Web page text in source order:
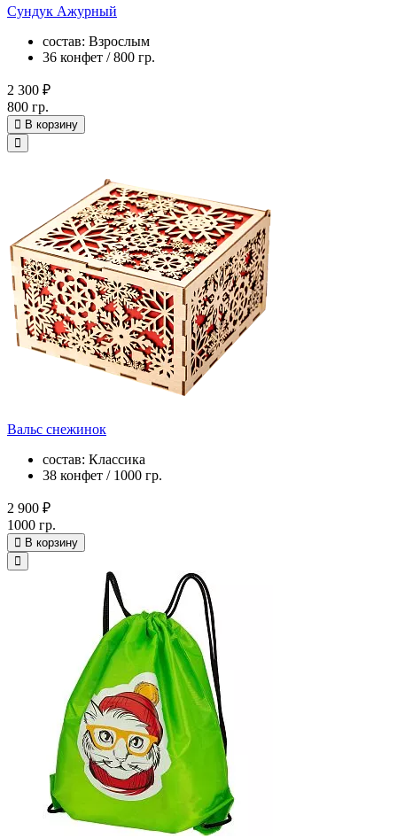
Сундук Ажурный
состав: Взрослым
36 конфет / 800 гр.
2 300 ₽
800 гр.
В корзину
Вальс снежинок
состав: Классика
38 конфет / 1000 гр.
2 900 ₽
1000 гр.
В корзину